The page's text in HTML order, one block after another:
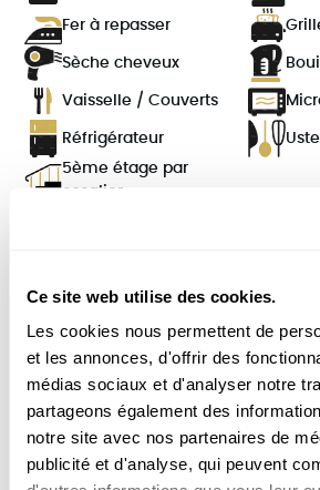
Ce site web utilise des cookies.
Les cookies nous permettent de
et les annonces, d'offrir des
médias sociaux et d'analyser notre
partageons également des
notre site avec nos partenaires de
publicité et d'analyse, qui peuvent
Fer à repasser
Sèche cheveux
Vaisselle / Couverts
Réfrigérateur
5ème étage par
escalier
Bel appartement au 5ème
ascenseur sur rue, situé dans
se décompose ainsi:
le salon avec un canapé, une
la cuisine ouverte et moderne